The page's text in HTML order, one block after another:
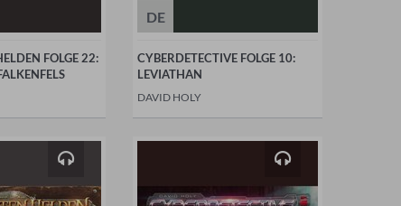
FOLGE 22:
DE
CYBERDETECTIVE FOLGE 10:
LEVIATHAN
DAVID HOLY